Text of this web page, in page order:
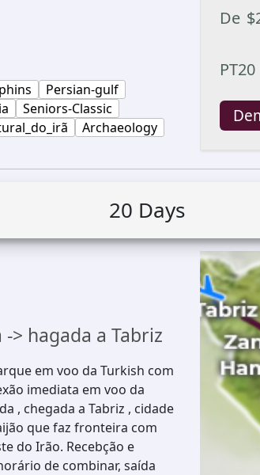
Persian-gulf
Seniors-Classic
Archaeology
De $
PT20
20 Days
> hagada a Tabriz
em voo da Turkish com
imediata em voo da
, chegada a Tabriz , cidade
que faz fronteira com
do Irão. Recebção e
de combinar, saída